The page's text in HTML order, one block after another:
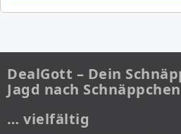
DealGott – Dein
Jagd nach
… vielfältig